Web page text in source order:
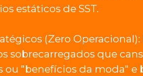
estáticos de SST.
(Zero
sobrecarregados que
ou "benefícios da moda" e